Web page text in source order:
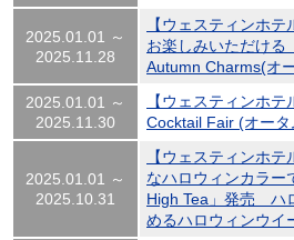
2025.01.01 ～
2025.11.28
【ウェスティンホ
お楽しみいただける
Autumn Charms(オ
2025.01.01 ～
2025.11.30
【ウェスティンホ
Cocktail Fair (オー
2025.01.01 ～
2025.10.31
【ウェスティンホ
なハロウィンカラ
High Tea」発売 ハ
めるハロウィンウイ